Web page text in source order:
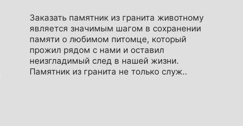
Заказать памятник из гранита животному
является значимым шагом в сохранении
памяти о любимом питомце, который
прожил рядом с нами и оставил
неизгладимый след в нашей жизни.
Памятник из гранита не только служ..